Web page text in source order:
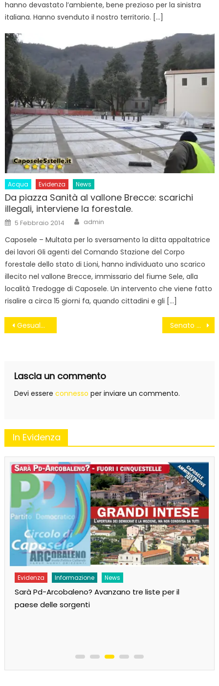
hanno devastato l’ambiente, bene prezioso per la sinistra
italiana. Hanno svenduto il nostro territorio. […]
Acqua Evidenza News
Da piazza Sanità al vallone Brecce: scarichi
illegali, interviene la forestale.
Posted
on
5 Febbraio 2014 Author
admin
Caposele – Multata per lo sversamento la ditta appaltatrice
dei lavori Gli agenti del Comando Stazione del Corpo
forestale dello stato di Lioni, hanno individuato uno scarico
illecito nel vallone Brecce, immissario del fiume Sele, alla
località Tredogge di Caposele. Un intervento che viene fatto
risalire a circa 15 giorni fa, quando cittadini e gli […]
Navigazione
Gesualdo. No al petrolio nell’Appennino Campano sì all’acqua, alla terra, al paesaggio. Senato elettivo e taglio parlamentari: Renzi fai decidere i cittadini!
Lascia un commento
Devi essere connesso per inviare un commento.
In Evidenza
Evidenza Informazione News
Sarà Pd-Arcobaleno? Avanzano tre liste per il
paese delle sorgenti